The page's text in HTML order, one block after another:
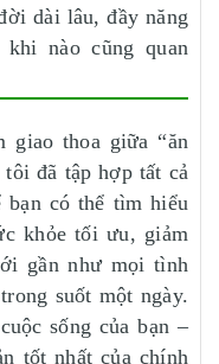
dài lâu, đầy năng
nào cũng quan
giao thoa giữa “ăn
đã tập hợp tất cả
bạn có thể tìm hiểu
khỏe tối ưu, giảm
gần như mọi tình
suốt một ngày.
sống của bạn –
tốt nhất của chính